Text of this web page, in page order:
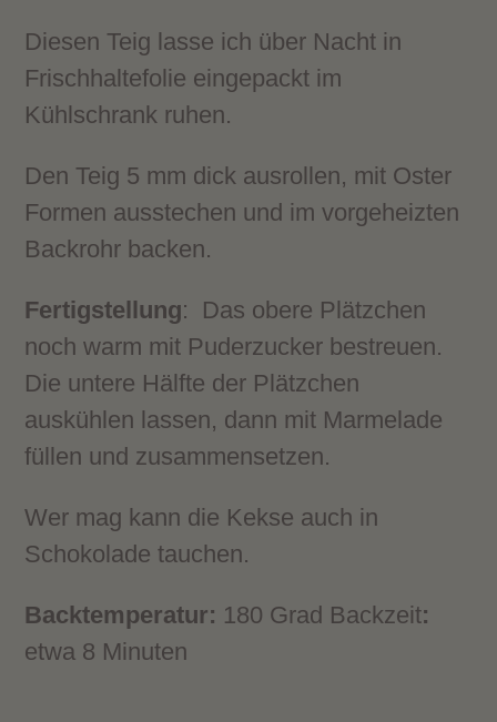
Diesen Teig lasse ich über Nacht in
Frischhaltefolie eingepackt im
Kühlschrank ruhen.
Den Teig 5 mm dick ausrollen, mit Oster
Formen ausstechen und im vorgeheizten
Backrohr backen.
Fertigstellung: Das obere Plätzchen
noch warm mit Puderzucker bestreuen.
Die untere Hälfte der Plätzchen
auskühlen lassen, dann mit Marmelade
füllen und zusammensetzen.
Wer mag kann die Kekse auch in
Schokolade tauchen.
Backtemperatur: 180 Grad Backzeit:
etwa 8 Minuten